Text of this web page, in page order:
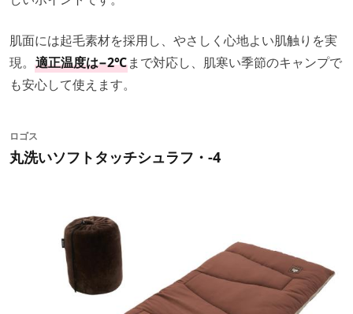
肌面には起毛素材を採用し、やさしく心地よい肌触りを実
現。 適正温度は−2℃まで対応し、肌寒い季節のキャンプで
も安心して使えます。
ロゴス
丸洗いソフトタッチシュラフ・-4